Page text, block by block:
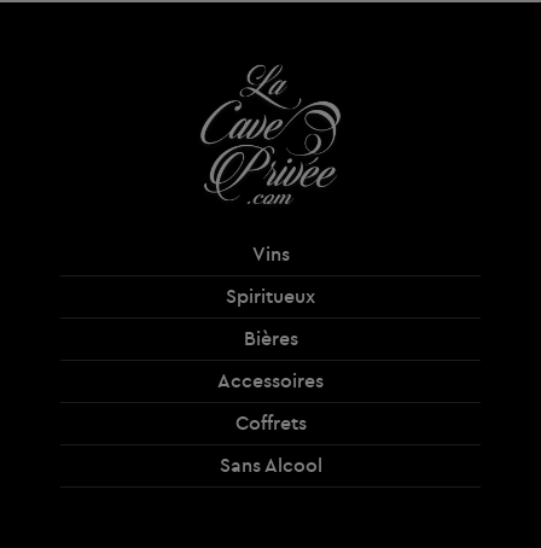
Vins
Spiritueux
Bières
Accessoires
Coffrets
Sans Alcool